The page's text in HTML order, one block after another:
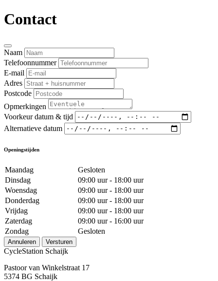
Contact
Naam
Telefoonnummer
E-mail
Adres
Postcode
Opmerkingen
Voorkeur datum & tijd
Alternatieve datum
Openingstijden
Maandag
Gesloten
Dinsdag
09:00 uur - 18:00 uur
Woensdag
09:00 uur - 18:00 uur
Donderdag
09:00 uur - 18:00 uur
Vrijdag
09:00 uur - 18:00 uur
Zaterdag
09:00 uur - 16:00 uur
Zondag
Gesloten
Annuleren Versturen
CycleStation Schaijk
Pastoor van Winkelstraat 17
5374 BG Schaijk